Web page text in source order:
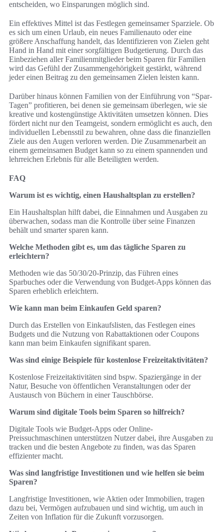
entscheiden, wo Einsparungen möglich sind.
Ein effektives Mittel ist das Festlegen gemeinsamer Sparziele. Ob
es sich um einen Urlaub, ein neues Familienauto oder eine
größere Anschaffung handelt, das Identifizieren von Zielen geht
Hand in Hand mit einer sorgfältigen Budgetierung. Durch das
Einbeziehen aller Familienmitglieder beim Sparen für Familien
wird das Gefühl der Zusammengehörigkeit gestärkt, während
jeder einen Beitrag zu den gemeinsamen Zielen leisten kann.
Darüber hinaus können Familien von der Einführung von “Spar-
Tagen” profitieren, bei denen sie gemeinsam überlegen, wie sie
kreative und kostengünstige Aktivitäten umsetzen können. Dies
fördert nicht nur den Teamgeist, sondern ermöglicht es auch, den
individuellen Lebensstil zu bewahren, ohne dass die finanziellen
Ziele aus den Augen verloren werden. Die Zusammenarbeit an
einem gemeinsamen Budget kann so zu einem spannenden und
lehrreichen Erlebnis für alle Beteiligten werden.
FAQ
Warum ist es wichtig, einen Haushaltsplan zu erstellen?
Ein Haushaltsplan hilft dabei, die Einnahmen und Ausgaben zu
überwachen, sodass man die Kontrolle über seine Finanzen
behält und smarter sparen kann.
Welche Methoden gibt es, um das tägliche Sparen zu
erleichtern?
Methoden wie das 50/30/20-Prinzip, das Führen eines
Sparbuches oder die Verwendung von Budget-Apps können das
Sparen erheblich erleichtern.
Wie kann man beim Einkaufen Geld sparen?
Durch das Erstellen von Einkaufslisten, das Festlegen eines
Budgets und die Nutzung von Rabattaktionen oder Coupons
kann man beim Einkaufen signifikant sparen.
Was sind einige Beispiele für kostenlose Freizeitaktivitäten?
Kostenlose Freizeitaktivitäten sind bspw. Spaziergänge in der
Natur, Besuche von öffentlichen Veranstaltungen oder der
Austausch von Büchern in einer Tauschbörse.
Warum sind digitale Tools beim Sparen so hilfreich?
Digitale Tools wie Budget-Apps oder Online-
Preissuchmaschinen unterstützen Nutzer dabei, ihre Ausgaben zu
tracken und die besten Angebote zu finden, was das Sparen
effizienter macht.
Was sind langfristige Investitionen und wie helfen sie beim
Sparen?
Langfristige Investitionen, wie Aktien oder Immobilien, tragen
dazu bei, Vermögen aufzubauen und sind wichtig, um auch in
Zeiten von Inflation für die Zukunft vorzusorgen.